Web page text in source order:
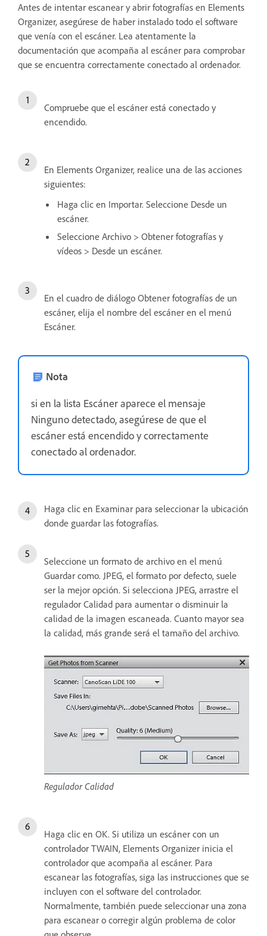
Antes de intentar escanear y abrir fotografías en Elements
Organizer, asegúrese de haber instalado todo el software
que venía con el escáner. Lea atentamente la
documentación que acompaña al escáner para comprobar
que se encuentra correctamente conectado al ordenador.
Compruebe que el escáner está conectado y
encendido.
En Elements Organizer, realice una de las acciones
siguientes:
Haga clic en Importar. Seleccione Desde un
escáner.
Seleccione Archivo > Obtener fotografías y
vídeos > Desde un escáner.
En el cuadro de diálogo Obtener fotografías de un
escáner, elija el nombre del escáner en el menú
Escáner.
Nota
si en la lista Escáner aparece el mensaje
Ninguno detectado, asegúrese de que el
escáner está encendido y correctamente
conectado al ordenador.
Haga clic en Examinar para seleccionar la ubicación
donde guardar las fotografías.
Seleccione un formato de archivo en el menú
Guardar como. JPEG, el formato por defecto, suele
ser la mejor opción. Si selecciona JPEG, arrastre el
regulador Calidad para aumentar o disminuir la
calidad de la imagen escaneada. Cuanto mayor sea
la calidad, más grande será el tamaño del archivo.
Regulador Calidad
Haga clic en OK. Si utiliza un escáner con un
controlador TWAIN, Elements Organizer inicia el
controlador que acompaña al escáner. Para
escanear las fotografías, siga las instrucciones que se
incluyen con el software del controlador.
Normalmente, también puede seleccionar una zona
para escanear o corregir algún problema de color